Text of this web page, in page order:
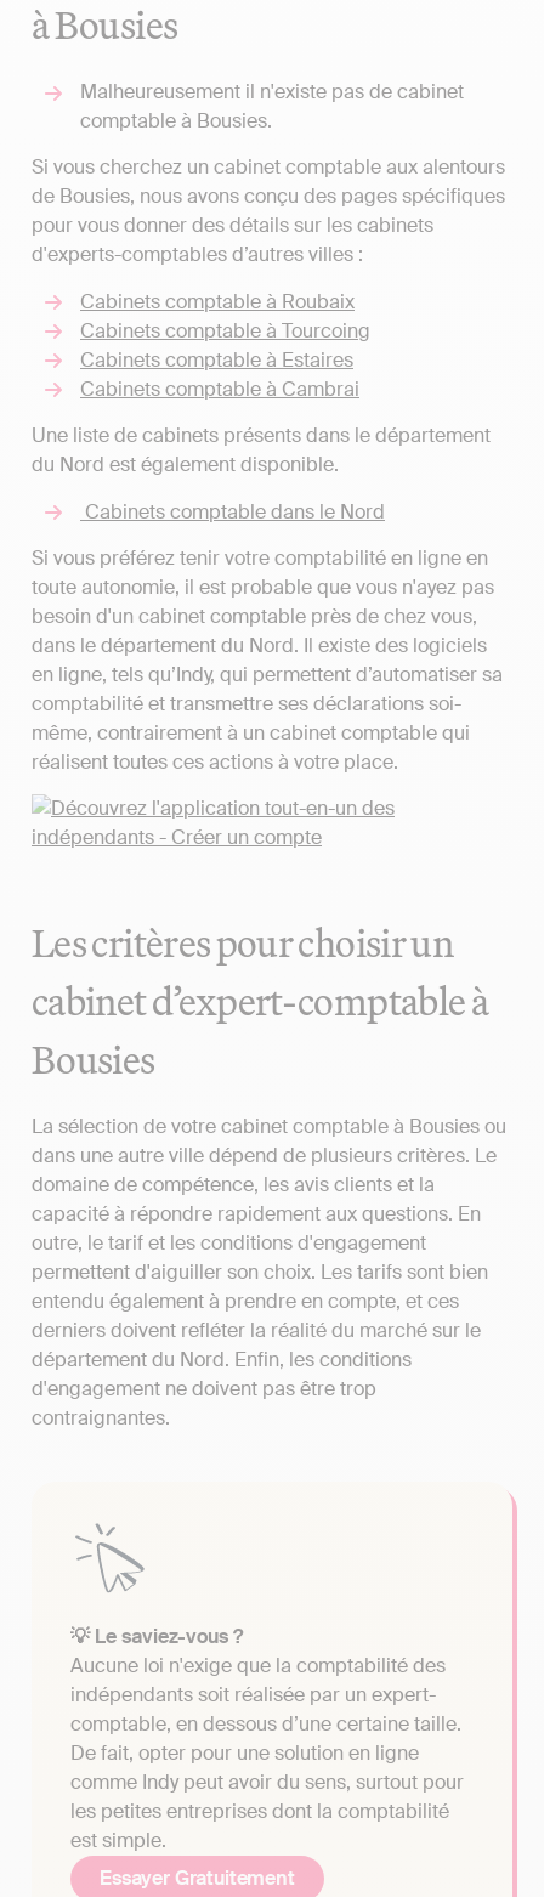
à Bousies
Malheureusement il n'existe pas de cabinet
comptable à Bousies.
Si vous cherchez un cabinet comptable aux alentours
de Bousies, nous avons conçu des pages spécifiques
pour vous donner des détails sur les cabinets
d'experts-comptables d’autres villes :
Cabinets comptable à Roubaix
Cabinets comptable à Tourcoing
Cabinets comptable à Estaires
Cabinets comptable à Cambrai
Une liste de cabinets présents dans le département
du Nord est également disponible.
Cabinets comptable dans le Nord
Si vous préférez tenir votre comptabilité en ligne en
toute autonomie, il est probable que vous n'ayez pas
besoin d'un cabinet comptable près de chez vous,
dans le département du Nord. Il existe des logiciels
en ligne, tels qu’Indy, qui permettent d’automatiser sa
comptabilité et transmettre ses déclarations soi-
même, contrairement à un cabinet comptable qui
réalisent toutes ces actions à votre place.
Les critères pour choisir un
cabinet d’expert-comptable à
Bousies
La sélection de votre cabinet comptable à Bousies ou
dans une autre ville dépend de plusieurs critères. Le
domaine de compétence, les avis clients et la
capacité à répondre rapidement aux questions. En
outre, le tarif et les conditions d'engagement
permettent d'aiguiller son choix. Les tarifs sont bien
entendu également à prendre en compte, et ces
derniers doivent refléter la réalité du marché sur le
département du Nord. Enfin, les conditions
d'engagement ne doivent pas être trop
contraignantes.
💡 Le saviez-vous ?
Aucune loi n'exige que la comptabilité des
indépendants soit réalisée par un expert-
comptable, en dessous d’une certaine taille.
De fait, opter pour une solution en ligne
comme Indy peut avoir du sens, surtout pour
les petites entreprises dont la comptabilité
est simple.
Essayer Gratuitement